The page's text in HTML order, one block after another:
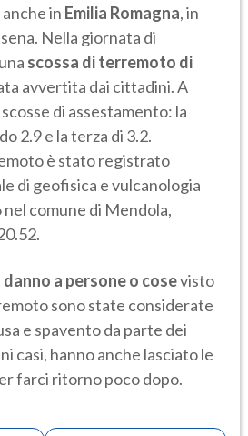
in Emilia Romagna, in
Nella giornata di
scossa di terremoto di
avvertita dai cittadini. A
di assestamento: la
2.9 e la terza di 3.2.
è stato registrato
di geofisica e vulcanologia
comune di Mendola,
danno a persone o cosevisto
sono state considerate
e spavento da parte dei
casi, hanno anche lasciato le
farci ritorno poco dopo.